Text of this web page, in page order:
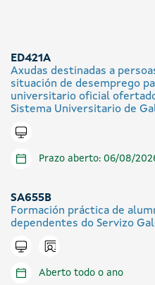
ED421A
Axudas destinadas a
situación de desemprego
universitario oficial
Sistema Universitario de
Tramitar en liña
Prazo aberto: 06/08/
SA655B
Formación práctica de
dependentes do Servizo
Tramitar en liña
Icono presencial
Aberto todo o ano